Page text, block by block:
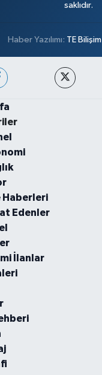
saklıdır.
Haber Yazılımı: TE Bilişim
Haberleri
Edenler
İlanlar